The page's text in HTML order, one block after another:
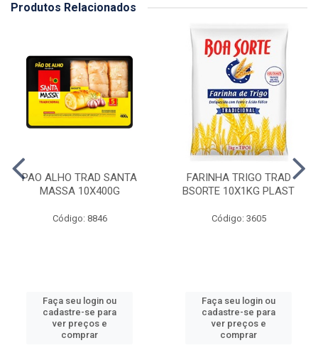
Produtos Relacionados
PAO ALHO TRAD SANTA
MASSA 10X400G
Código: 8846
Faça seu login ou
cadastre-se para
ver preços e
comprar
FARINHA TRIGO TRAD
BSORTE 10X1KG PLAST
Código: 3605
Faça seu login ou
cadastre-se para
ver preços e
comprar